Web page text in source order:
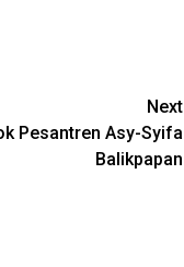
Next
Pesantren Asy-Syifa
Balikpapan